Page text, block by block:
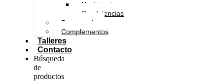
Nacimientos
Condolencias
Preservado
Complementos
Talleres
Contacto
Búsqueda
de
productos